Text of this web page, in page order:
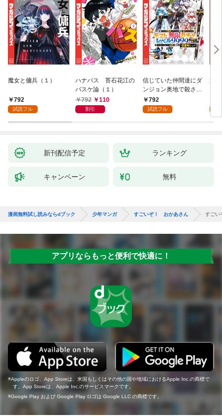
魔女と傭兵（１）
792
試読フル
ハナバス 苔石花江の
バスケ論（１）
792
110
割引
信じていた仲間達にダ
ンジョン奥地で殺され
かけたがギフト『無限
ガチャ』でレベル９９
（１）
792
試読フル
追
強
～
新刊配信予定 ランキング
キャンペーン 無料
漫画無料試し読みならdブック 少年マンガ すごいぞ！ おかあさん すごい
アプリならもっと便利で快適に！
Appleのロゴ、App Storeは、米国もしくはその他の国や地域におけるApple Inc.の商標で
す。App Storeは、Apple Inc.のサービスマークです。
Google Play および Google Play ロゴは Google LLC の商標です。